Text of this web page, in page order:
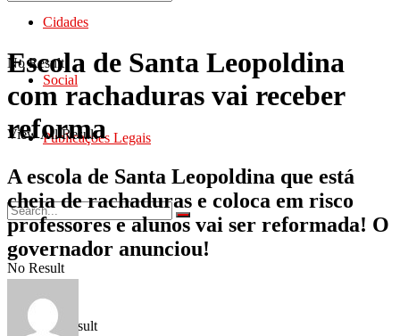
Cidades
Social
Publicações Legais
No Result
View All Result
No Result
View All Result
Escola de Santa Leopoldina
com rachaduras vai receber
reforma
A escola de Santa Leopoldina que está
cheia de rachaduras e coloca em risco
professores e alunos vai ser reformada! O
governador anunciou!